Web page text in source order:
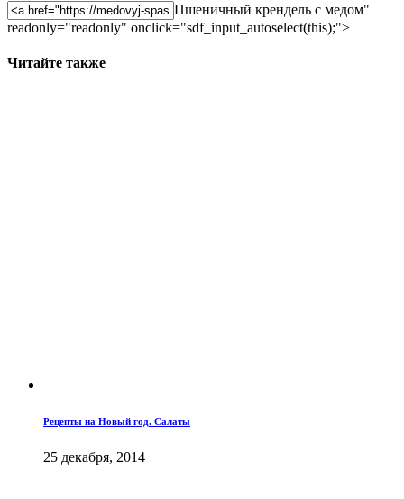
Пшеничный крендель с медом"
readonly="readonly" onclick="sdf_input_autoselect(this);">
Читайте также
Рецепты на Новый год. Салаты
25 декабря, 2014